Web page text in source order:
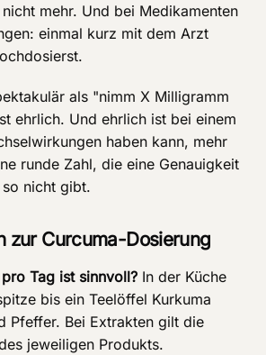
mehr. Und bei Medikamenten
einmal kurz mit dem Arzt
als "nimm X Milligramm
ehrlich. Und ehrlich ist bei einem
haben kann, mehr
runde Zahl, die eine Genauigkeit
nicht gibt.
zur Curcuma-Dosierung
Tag ist sinnvoll? In der Küche
bis ein Teelöffel Kurkuma
Pfeffer. Bei Extrakten gilt die
jeweiligen Produkts.